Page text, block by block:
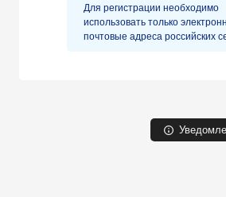
Для регистрации необходимо
использовать только
почтовые адреса российских